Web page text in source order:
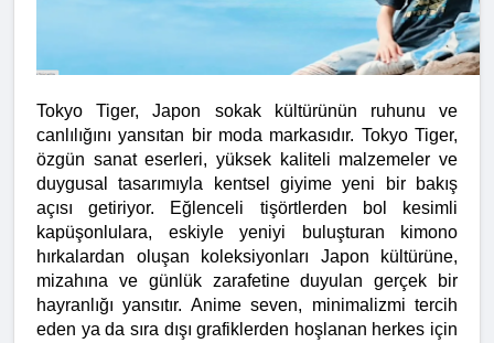
Tokyo Tiger, Japon sokak kültürünün ruhunu ve
canlılığını yansıtan bir moda markasıdır. Tokyo Tiger,
özgün sanat eserleri, yüksek kaliteli malzemeler ve
duygusal tasarımıyla kentsel giyime yeni bir bakış
açısı getiriyor. Eğlenceli tişörtlerden bol kesimli
kapüşonlulara, eskiyle yeniyi buluşturan kimono
hırkalardan oluşan koleksiyonları Japon kültürüne,
mizahına ve günlük zarafetine duyulan gerçek bir
hayranlığı yansıtır. Anime seven, minimalizmi tercih
eden ya da sıra dışı grafiklerden hoşlanan herkes için